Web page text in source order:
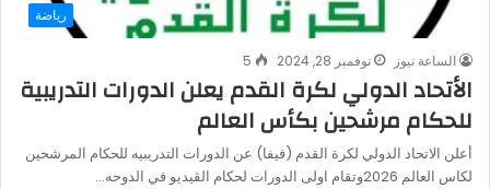
رياضة
الساعة نيوز نوفمبر 28, 2024 5
الأتحاد الدولي لكرة القدم يعلن الدورات التدريبية
للحكام مرشحين بكأس العالم
أعلن الاتحاد الدولي لكرة القدم (فيفا) عن الدورات التدريبيه للحكام المرشحين
لكاس العالم 2026وتقام اولى الدورات لحكام الڤيديو في الدوحه…